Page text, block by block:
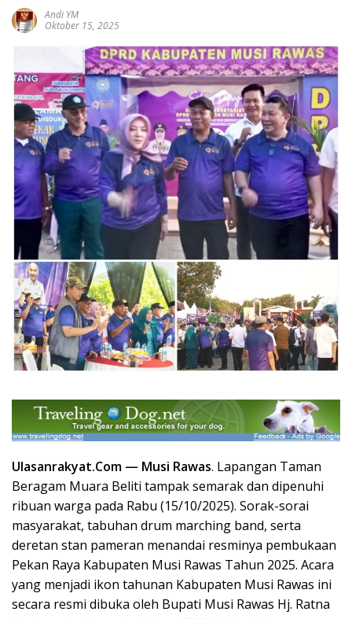
Andi YM
Oktober 15, 2025
Ulasanrakyat.Com — Musi Rawas. Lapangan Taman
Beragam Muara Beliti tampak semarak dan dipenuhi
ribuan warga pada Rabu (15/10/2025). Sorak-sorai
masyarakat, tabuhan drum marching band, serta
deretan stan pameran menandai resminya pembukaan
Pekan Raya Kabupaten Musi Rawas Tahun 2025. Acara
yang menjadi ikon tahunan Kabupaten Musi Rawas ini
secara resmi dibuka oleh Bupati Musi Rawas Hj. Ratna